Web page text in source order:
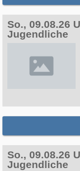
So., 09.08.26
Jugendliche
So., 09.08.26
Jugendliche